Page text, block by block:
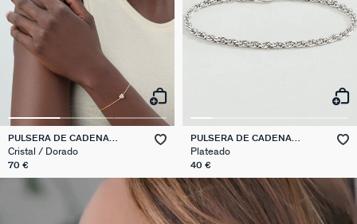
PULSERA DE CADENA
MONTMARTRE
Cristal / Dorado
70 €
PULSERA DE CADENA
CADENA CUERDA
Plateado
40 €